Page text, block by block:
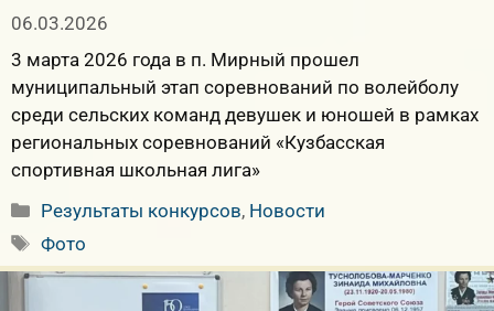
06.03.2026
3 марта 2026 года в п. Мирный прошел
муниципальный этап соревнований по волейболу
среди сельских команд девушек и юношей в рамках
региональных соревнований «Кузбасская
спортивная школьная лига»
Рубрики
Результаты конкурсов, Новости
Метки
Фото